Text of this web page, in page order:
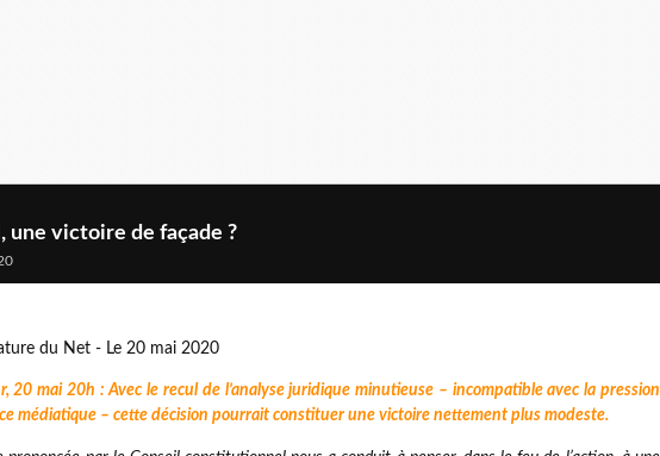
une victoire de façade ?
du Net - Le 20 mai 2020
20 mai 20h : Avec le recul de l’analyse juridique minutieuse – incompatible avec la pression
médiatique – cette décision pourrait constituer une victoire nettement plus modeste.